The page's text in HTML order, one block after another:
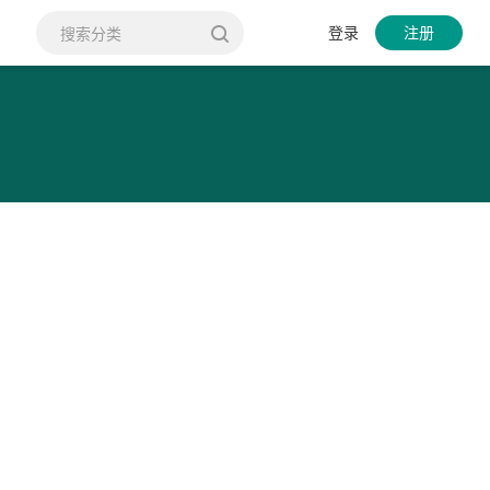
登录 注册